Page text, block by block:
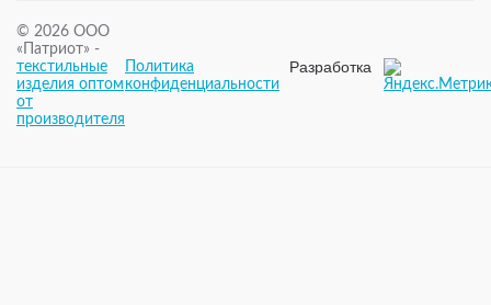
© 2026 ООО
«Патриот» -
текстильные
изделия оптом
от
производителя
Политика
конфиденциальности
Разработка